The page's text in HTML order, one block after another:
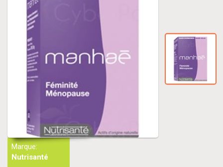
Marque:
Nutrisanté